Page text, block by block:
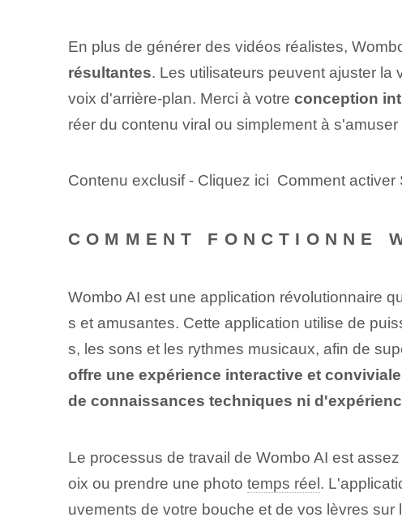
En plus de générer des vidéos réalistes,
résultantes. Les utilisateurs peuvent ajuster la
voix d'arrière-plan. Merci à⁣ votre conception
réer du contenu viral ou simplement à
Contenu exclusif - Cliquez ici Comment activer
COMMENT FONCTIONNE
Wombo AI est une application révolutionnaire
s et amusantes. Cette application utilise de
s, les sons et les rythmes musicaux, afin de
offre une expérience interactive et
de connaissances techniques ni
Le processus de travail de Wombo AI est
oix ou prendre une photo temps réel.
uvements de votre bouche et de vos lèvres sur